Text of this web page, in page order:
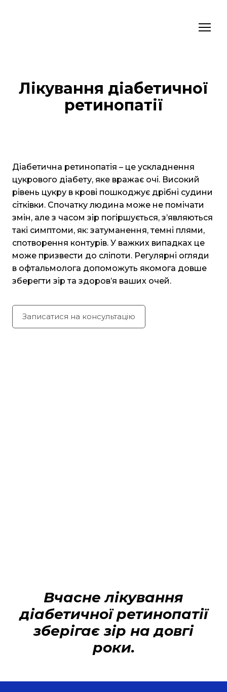
Лікування діабетичної
ретинопатії
Діабетична ретинопатія – це ускладнення
цукрового діабету, яке вражає очі. Високий
рівень цукру в крові пошкоджує дрібні судини
сітківки. Спочатку людина може не помічати
змін, але з часом зір погіршується, з’являються
такі симптоми, як: затуманення, темні плями,
спотворення контурів. У важких випадках це
може призвести до сліпоти. Регулярні огляди
в офтальмолога допоможуть якомога довше
зберегти зір та здоров’я ваших очей.
Записатися на консультацію
Вчасне лікування
діабетичної ретинопатії
зберігає зір на довгі
роки.